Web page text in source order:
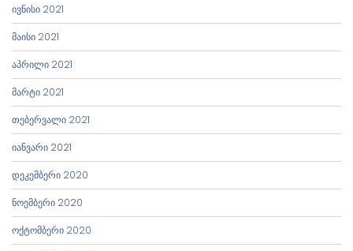
ივნისი 2021
მაისი 2021
აპრილი 2021
მარტი 2021
თებერვალი 2021
იანვარი 2021
დეკემბერი 2020
ნოემბერი 2020
ოქტომბერი 2020